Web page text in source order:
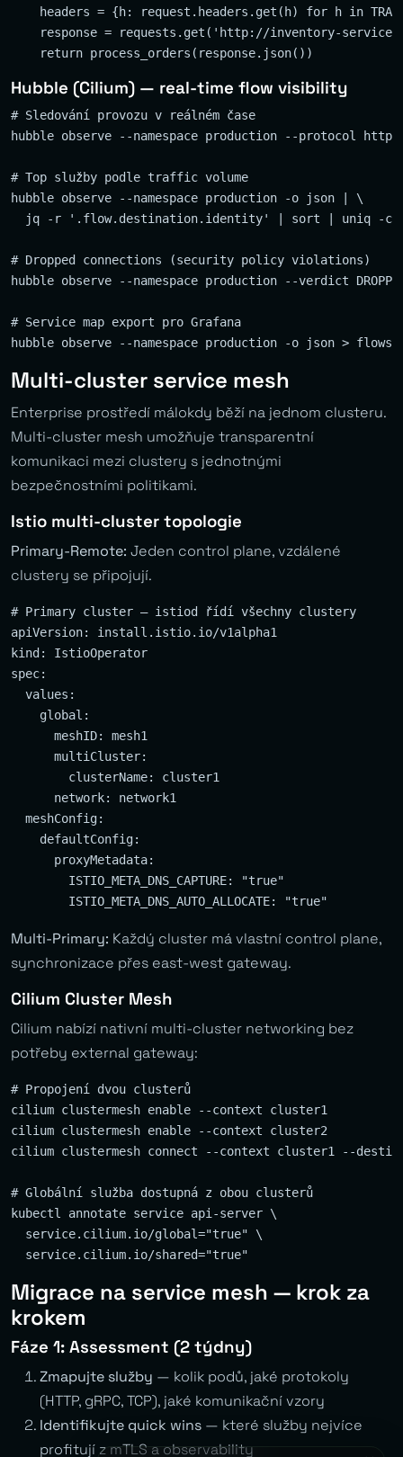
headers = {h: request.headers.get(h) for h in
response = requests.get('http://inventory-
Hubble (Cilium) — real-time flow visibility
# Sledování provozu v reálném čase
hubble observe --namespace production --protocol http
# Top služby podle traffic volume
hubble observe --namespace production -o json | \
jq -r '.flow.destination.identity' | sort | uniq -c
# Dropped connections (security policy violations)
hubble observe --namespace production --verdict
# Service map export pro Grafana
Multi-cluster service mesh
Enterprise prostředí málokdy běží na jednom clusteru.
Multi-cluster mesh umožňuje transparentní
komunikaci mezi clustery s jednotnými
bezpečnostními politikami.
Istio multi-cluster topologie
Primary-Remote: Jeden control plane, vzdálené
clustery se připojují.
# Primary cluster — istiod řídí všechny clustery
apiVersion: install.istio.io/v1alpha1
kind: IstioOperator
spec:
  values:
    global:
      meshID: mesh1
      multiCluster:
        clusterName: cluster1
      network: network1
  meshConfig:
    defaultConfig:
      proxyMetadata:
        ISTIO_META_DNS_CAPTURE: "true"
Multi-Primary: Každý cluster má vlastní control plane,
synchronizace přes east-west gateway.
Cilium Cluster Mesh
Cilium nabízí nativní multi-cluster networking bez
potřeby external gateway:
# Propojení dvou clusterů
cilium clustermesh enable --context cluster1
cilium clustermesh enable --context cluster2
cilium clustermesh connect --context cluster1 --
# Globální služba dostupná z obou clusterů
kubectl annotate service api-server \
  service.cilium.io/global="true" \
Migrace na service mesh — krok za
krokem
Fáze 1: Assessment (2 týdny)
Zmapujte služby — kolik podů, jaké protokoly
(HTTP, gRPC, TCP), jaké komunikační vzory
Identifikujte quick wins — které služby nejvíce
profitují z mTLS a observability